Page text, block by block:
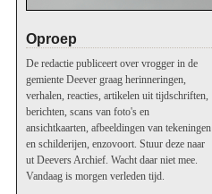
Oproep
De redactie publiceert over vrogger in de
gemiente Deever graag herinneringen,
verhalen, reacties, artikelen uit tijdschriften,
berichten, scans van foto's en
ansichtkaarten, afbeeldingen van tekeningen
en schilderijen, enzovoort. Stuur deze naar
ut Deevers Archief. Wacht daar niet mee.
Vandaag is morgen verleden tijd.